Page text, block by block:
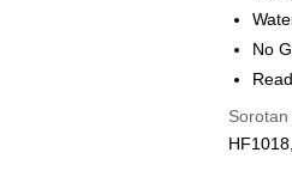
Rumah
Kedai
No